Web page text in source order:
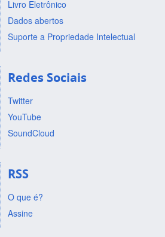
Livro Eletrônico
Dados abertos
Suporte a Propriedade Intelectual
Redes Sociais
Twitter
YouTube
SoundCloud
RSS
O que é?
Assine